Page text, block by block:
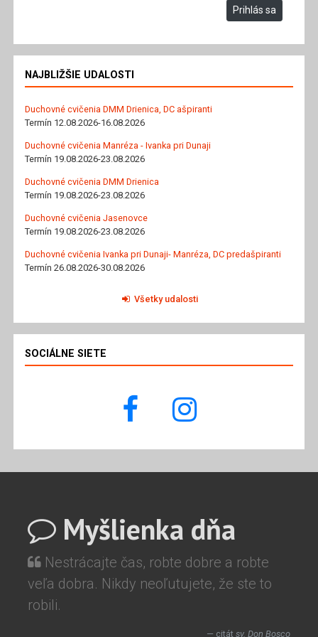
Prihlás sa
NAJBLIŽŠIE UDALOSTI
Duchovné cvičenia DMM Drienica, DC ašpiranti
Termín 12.08.2026-16.08.2026
Duchovné cvičenia Manréza - Ivanka pri Dunaji
Termín 19.08.2026-23.08.2026
Duchovné cvičenia DMM Drienica
Termín 19.08.2026-23.08.2026
Duchovné cvičenia Jasenovce
Termín 19.08.2026-23.08.2026
Duchovné cvičenia Ivanka pri Dunaji- Manréza, DC predašpiranti
Termín 26.08.2026-30.08.2026
Všetky udalosti
SOCIÁLNE SIETE
Myšlienka dňa
Nestrácajte čas, robte dobre a robte
veľa dobra. Nikdy neoľutujete, že ste to
robili.
citát sv. Don Bosco